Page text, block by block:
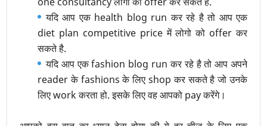
यदि आप एक health blog run कर रहे है तो आप एक
diet plan competitive price में लोगो को offer कर
सकते है.
यदि आप एक fashion blog run कर रहे है तो आप अपने
reader के fashions के लिए shop कर सकते है जो उनके
लिए work करता हो. इसके लिए वह आपको pay करेंगे।